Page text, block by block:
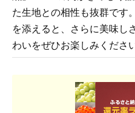
た生地との相性も抜群です
を添えると、さらに美味し
わいをぜひお楽しみください